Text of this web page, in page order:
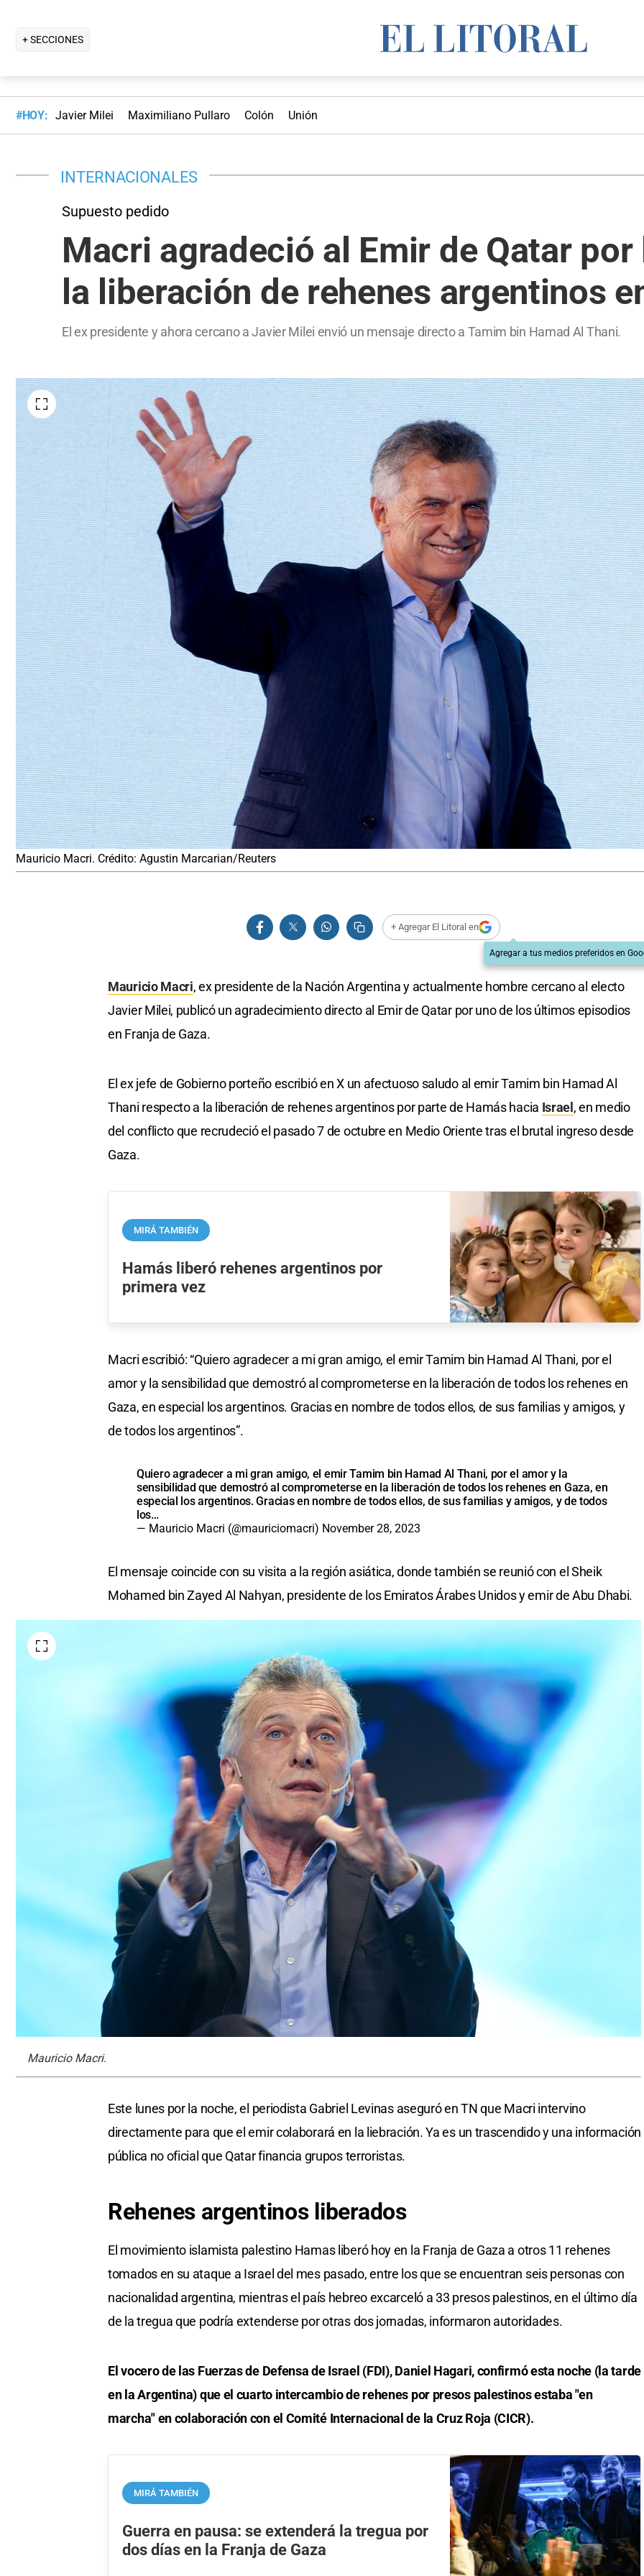
+ SECCIONES
#HOY: Javier Milei Maximiliano Pullaro Colón Unión
INTERNACIONALES
Supuesto pedido
Macri agradeció al Emir de Qatar
la liberación de rehenes argentinos
El ex presidente y ahora cercano a Javier Milei envió un mensaje directo a Tamim bin Hamad Al Thani.
Mauricio Macri. Crédito: Agustin Marcarian/Reuters
+ Agregar El Litoral en
Agregar a tus medios preferidos en
Mauricio Macri, ex presidente de la Nación Argentina y actualmente hombre cercano al electo
Javier Milei, publicó un agradecimiento directo al Emir de Qatar por uno de los últimos episodios
en Franja de Gaza.
El ex jefe de Gobierno porteño escribió en X un afectuoso saludo al emir Tamim bin Hamad Al
Thani respecto a la liberación de rehenes argentinos por parte de Hamás hacia Israel , en medio
del conflicto que recrudeció el pasado 7 de octubre en Medio Oriente tras el brutal ingreso desde
Gaza.
MIRÁ TAMBIÉN
Hamás liberó rehenes argentinos por
primera vez
Macri escribió: “Quiero agradecer a mi gran amigo, el emir Tamim bin Hamad Al Thani, por el
amor y la sensibilidad que demostró al comprometerse en la liberación de todos los rehenes en
Gaza, en especial los argentinos. Gracias en nombre de todos ellos, de sus familias y amigos, y
de todos los argentinos”.
Quiero agradecer a mi gran amigo, el emir Tamim bin Hamad Al Thani, por el amor y la
sensibilidad que demostró al comprometerse en la liberación de todos los rehenes en Gaza, en
especial los argentinos. Gracias en nombre de todos ellos, de sus familias y amigos, y de todos
los…
— Mauricio Macri (@mauriciomacri) November 28, 2023
El mensaje coincide con su visita a la región asiática, donde también se reunió con el Sheik
Mohamed bin Zayed Al Nahyan, presidente de los Emiratos Árabes Unidos y emir de Abu Dhabi.
Mauricio Macri.
Este lunes por la noche, el periodista Gabriel Levinas aseguró en TN que Macri intervino
directamente para que el emir colaborará en la liebración. Ya es un trascendido y una información
pública no oficial que Qatar financia grupos terroristas.
Rehenes argentinos liberados
El movimiento islamista palestino Hamas liberó hoy en la Franja de Gaza a otros 11 rehenes
tomados en su ataque a Israel del mes pasado, entre los que se encuentran seis personas con
nacionalidad argentina, mientras el país hebreo excarceló a 33 presos palestinos, en el último día
de la tregua que podría extenderse por otras dos jornadas, informaron autoridades.
El vocero de las Fuerzas de Defensa de Israel (FDI), Daniel Hagari, confirmó esta noche (la tarde
en la Argentina) que el cuarto intercambio de rehenes por presos palestinos estaba "en
marcha" en colaboración con el Comité Internacional de la Cruz Roja (CICR).
MIRÁ TAMBIÉN
Guerra en pausa: se extenderá la tregua por
dos días en la Franja de Gaza